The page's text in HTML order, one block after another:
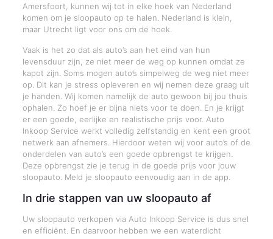
Amersfoort, kunnen wij tot in elke hoek van Nederland
komen om je sloopauto op te halen. Nederland is klein,
maar Utrecht ligt voor ons om de hoek.
Vaak is het zo dat als auto’s aan het eind van hun
levensduur zijn, ze niet meer de weg op kunnen omdat ze
kapot zijn. Soms mogen auto’s simpelweg de weg niet meer
op. Dit kan je stress opleveren en wij nemen deze graag uit
je handen. Wij komen namelijk de auto gewoon bij jou thuis
ophalen. Zo hoef je er bijna niets voor te doen. En je krijgt
er een goede, eerlijke en realistische prijs voor. Auto
Inkoop Service werkt volledig zelfstandig en kent een groot
netwerk aan afnemers. Hierdoor weten wij voor auto’s of de
onderdelen van auto’s een goede opbrengst te krijgen.
Deze opbrengst zie je terug in de goede prijs voor jouw
sloopauto. Meld je sloopauto eenvoudig aan in de app.
In drie stappen van uw sloopauto af
Uw sloopauto verkopen via Auto Inkoop Service is dus snel
en efficiënt. En daarvoor hebben we een waterdicht